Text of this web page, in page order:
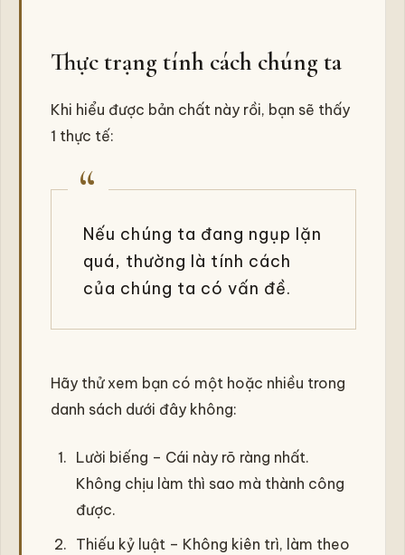
Thực trạng tính cách chúng ta
Khi hiểu được bản chất này rồi, bạn sẽ thấy
1 thực tế:
Nếu chúng ta đang ngụp lặn
quá, thường là tính cách
của chúng ta có vấn đề.
Hãy thử xem bạn có một hoặc nhiều trong
danh sách dưới đây không:
Lười biếng – Cái này rõ ràng nhất.
Không chịu làm thì sao mà thành công
được.
Thiếu kỷ luật – Không kiên trì, làm theo